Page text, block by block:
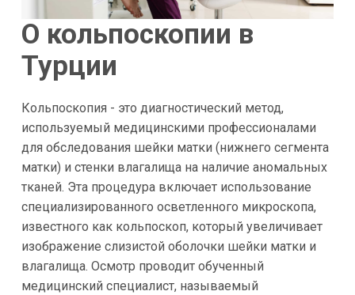
О кольпоскопии в
Турции
Кольпоскопия - это диагностический метод,
используемый медицинскими профессионалами
для обследования шейки матки (нижнего сегмента
матки) и стенки влагалища на наличие аномальных
тканей. Эта процедура включает использование
специализированного осветленного микроскопа,
известного как кольпоскоп, который увеличивает
изображение слизистой оболочки шейки матки и
влагалища. Осмотр проводит обученный
медицинский специалист, называемый